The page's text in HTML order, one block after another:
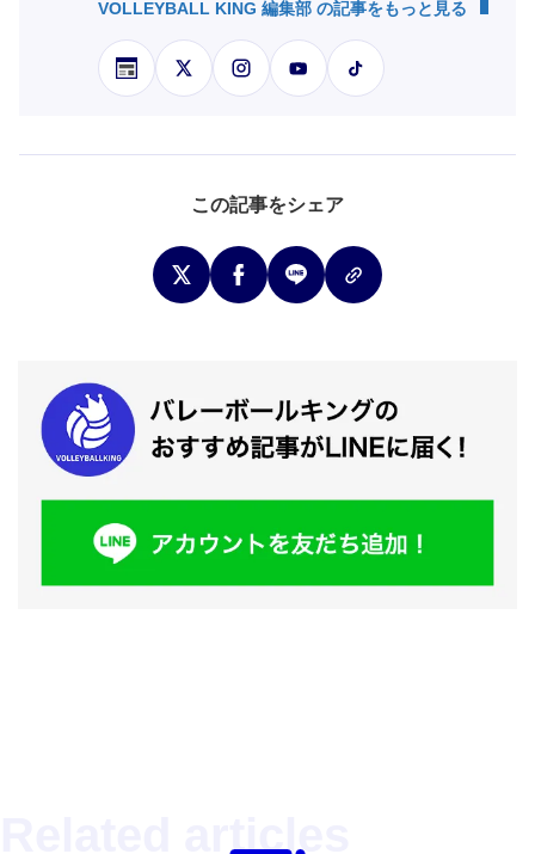
VOLLEYBALL KING 編集部 の記事をもっと見る
この記事をシェア